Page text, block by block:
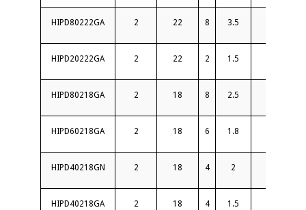
HIPD80222GA 2 22 8 3.5
HIPD20222GA 2 22 2 1.5
HIPD80218GA 2 18 8 2.5
HIPD60218GA 2 18 6 1.8
HIPD40218GN 2 18 4 2
HIPD40218GA 2 18 4 1.5